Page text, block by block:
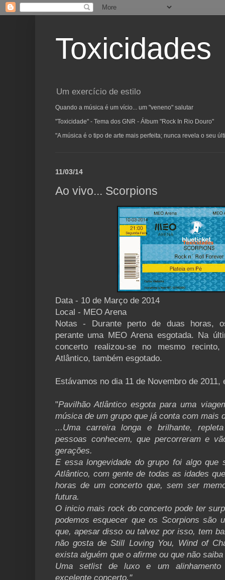
Toxicidades
Um exercício de estilo
Quando a música é um vício... um "veneno" salutar
"Toxicidade" - Tema dos GNR - Álbum "Rock In Rio Douro"
"A música é o tipo de arte mais perfeita; nunca revela o seu
11/03/14
Ao vivo... Scorpions
Data - 10 de Março de 2014
Local - MEO Arena
Notas - Durante perto de duas horas,
perante uma MEO Arena esgotada. Na
concerto realizou-se no mesmo
Atlântico, também esgotado.
Estávamos no dia 11 de Novembro de
"Pavilhão Atlântico esgota para uma
música de um grupo que já conta com mais
...Uma carreira longa e brilhante,
pessoas conhecem, que percorreram e
gerações.
E essa longevidade do grupo foi algo que
Atlântico, com gente de todas as idades
horas de um concerto que, sem ser
futura.
O inicio mais rock do concerto pode ter
podemos esquecer que os Scorpions são
que, apesar disso ou talvez por isso, tem
não gosta de Still Loving You, Wind of
exista alguém que o afirme ou que não
Uma setlist de luxo e um alinhamento
excelente concerto."